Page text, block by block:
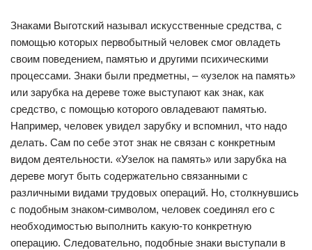
Знаками Выготский называл искусственные средства, с
помощью которых первобытный человек смог овладеть
своим поведением, памятью и другими психическими
процессами. Знаки были предметны, – «узелок на память»
или зарубка на дереве тоже выступают как знак, как
средство, с помощью которого овладевают памятью.
Например, человек увидел зарубку и вспомнил, что надо
делать. Сам по себе этот знак не связан с конкретным
видом деятельности. «Узелок на память» или зарубка на
дереве могут быть содержательно связанными с
различными видами трудовых операций. Но, столкнувшись
с подобным знаком-символом, человек соединял его с
необходимостью выполнить какую-то конкретную
операцию. Следовательно, подобные знаки выступали в